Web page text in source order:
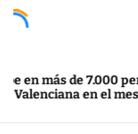
c
7.000 personas en la
el mes de julio